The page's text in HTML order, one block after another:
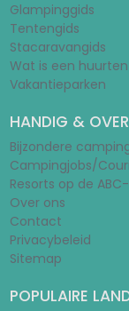
Glampinggids
Tentengids
Stacaravangids
Wat is een
Vakantieparken
HANDIG &
Bijzondere
Campingjobs/
Resorts op de
Over ons
Contact
Privacybeleid
Sitemap
POPULAIRE